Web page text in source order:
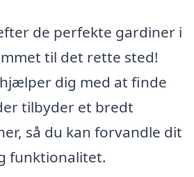
de perfekte gardiner i
til det rette sted!
dig med at finde
tilbyder et bredt
så du kan forvandle dit
funktionalitet.